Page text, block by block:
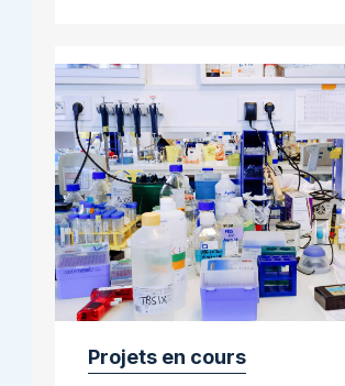
contre
le
cancer
du
pancréas
Projets en cours